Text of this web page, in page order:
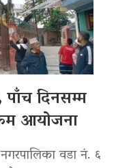
पाँच दिनसम्म
आयोजना
वडा नं. ६